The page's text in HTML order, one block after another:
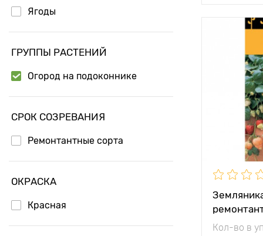
Ягоды
ГРУППЫ РАСТЕНИЙ
Огород на подоконнике
СРОК СОЗРЕВАНИЯ
Ремонтантные сорта
ОКРАСКА
Красная
Кол-во в
Высота
Растояние
растениями
Вес плода